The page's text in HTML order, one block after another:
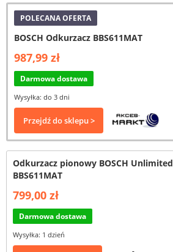
POLECANA OFERTA
BOSCH Odkurzacz BBS611MAT
987,99 zł
Darmowa dostawa
Wysyłka: do 3 dni
Przejdź do sklepu >
Odkurzacz pionowy BOSCH Unlimited
BBS611MAT
799,00 zł
Darmowa dostawa
Wysyłka: 1 dzień